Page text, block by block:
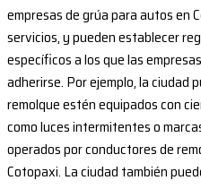
empresas de grúa para autos en
servicios, y pueden establecer
específicos a los que las
adherirse. Por ejemplo, la ciudad
remolque estén equipados con
como luces intermitentes o
operados por conductores de
Cotopaxi. La ciudad también